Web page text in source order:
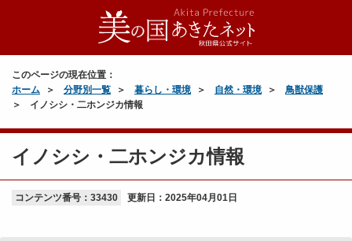
このページの現在位置：
ホーム
分野別一覧 暮らし・環境 自然・環境
鳥獣保護
イノシシ・二ホンジカ情報
イノシシ・二ホンジカ情報
コンテンツ番号：33430 更新日： 2025年04月01日